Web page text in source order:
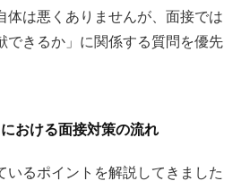
体は悪くありませんが、面接では
できるか」に関係する質問を優先
おける面接対策の流れ
いるポイントを解説してきました